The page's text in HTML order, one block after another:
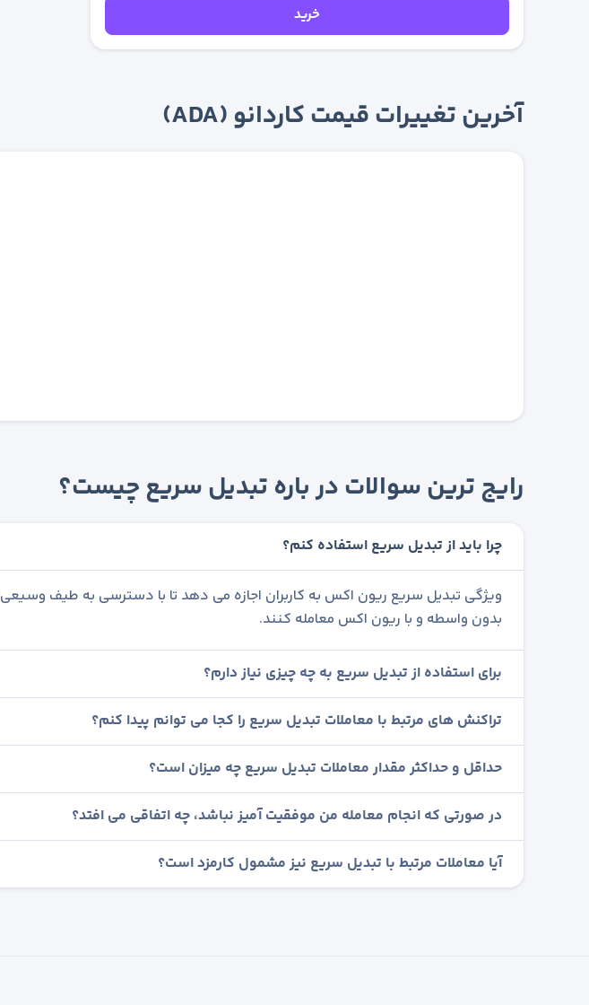
خرید
آخرین تغییرات قیمت کاردانو (ADA)
رایج ترین سوالات در باره تبدیل سریع چیست؟
چرا باید از تبدیل سریع استفاده کنم؟
ویژگی تبدیل سریع ریون اکس به کاربران اجازه می دهد تا با دسترسی به طیف وسیعی
بدون واسطه و با ریون اکس معامله کنند.
برای استفاده از تبدیل سریع به چه چیزی نیاز دارم؟
تراکنش های مرتبط با معاملات تبدیل سریع را کجا می توانم پیدا کنم؟
حداقل و حداکثر مقدار معاملات تبدیل سریع چه میزان است؟
در صورتی که انجام معامله من موفقیت آمیز نباشد، چه اتفاقی می افتد؟
آیا معاملات مرتبط با تبدیل سریع نیز مشمول کارمزد است؟